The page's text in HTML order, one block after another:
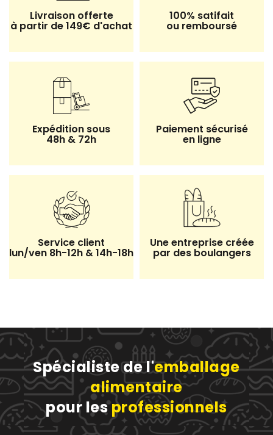
Livraison offerte
à partir de 149€ d'achat
100% satifait
ou remboursé
Expédition sous
48h & 72h
Paiement sécurisé
en ligne
Service client
lun/ven 8h-12h & 14h-18h
Une entreprise créée
par des boulangers
Spécialiste de l'emballage
alimentaire
pour lesprofessionnels